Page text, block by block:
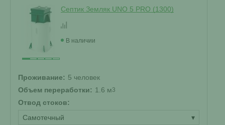
Септик Земляк UNO 5 PRO (1300)
В наличии
Проживание: 5 человек
Объем переработки: 1.6 м3
Отвод стоков:
Самотечный
▾